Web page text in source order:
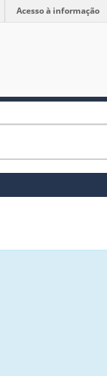
Acesso à informação